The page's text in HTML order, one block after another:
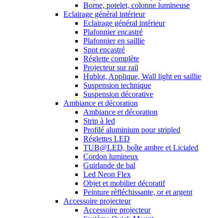
Borne, potelet, colonne lumineuse
Eclairage général intérieur
Eclairage général intérieur
Plafonnier encastré
Plafonnier en saillie
Spot encastré
Réglette complète
Projecteur sur rail
Hublot, Applique, Wall light en saillie
Suspension technique
Suspension décorative
Ambiance et décoration
Ambiance et décoration
Strip à led
Profilé aluminium pour stripled
Réglettes LED
TUB@LED, boîte ambre et Licialed
Cordon lumineux
Guirlande de bal
Led Neon Flex
Objet et mobilier décoratif
Peinture réfléchissante, or et argent
Accessoire projecteur
Accessoire projecteur